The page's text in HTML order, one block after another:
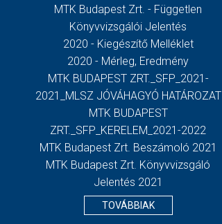
MTK Budapest Zrt. - Független
Könyvvizsgálói Jelentés
2020 - Kiegészítő Melléklet
2020 - Mérleg, Eredmény
MTK BUDAPEST ZRT._SFP_2021-
2021_MLSZ JÓVÁHAGYÓ HATÁROZAT
MTK BUDAPEST
ZRT._SFP_KERELEM_2021-2022
MTK Budapest Zrt. Beszámoló 2021
MTK Budapest Zrt. Könyvvizsgáló
Jelentés 2021
TOVÁBBIAK